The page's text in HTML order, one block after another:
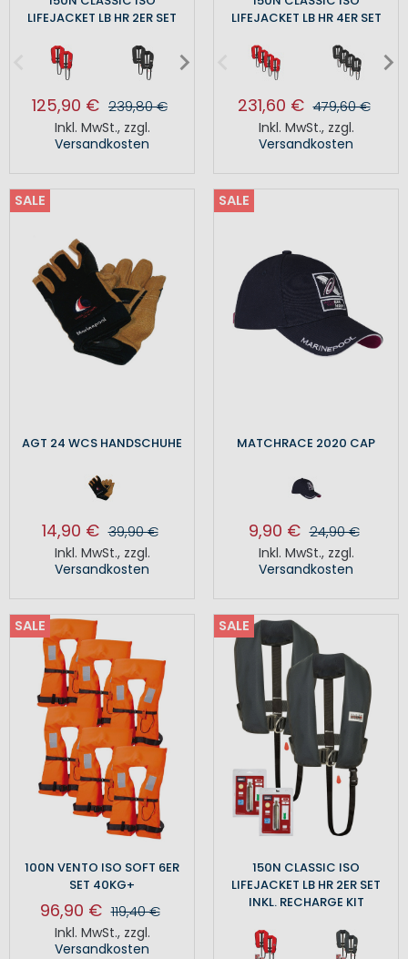
LIFEJACKET LB HR 2ER SET
125,90 € 239,80 €
Inkl. MwSt., zzgl.
Versandkosten
LIFEJACKET LB HR 4ER SET
231,60 € 479,60 €
Inkl. MwSt., zzgl.
Versandkosten
SALE
AGT 24 WCS HANDSCHUHE
14,90 € 39,90 €
Inkl. MwSt., zzgl.
Versandkosten
SALE
MATCHRACE 2020 CAP
9,90 € 24,90 €
Inkl. MwSt., zzgl.
Versandkosten
SALE
100N VENTO ISO SOFT 6ER
SET 40KG+
96,90 € 119,40 €
Inkl. MwSt., zzgl.
Versandkosten
SALE
150N CLASSIC ISO
LIFEJACKET LB HR 2ER SET
INKL. RECHARGE KIT